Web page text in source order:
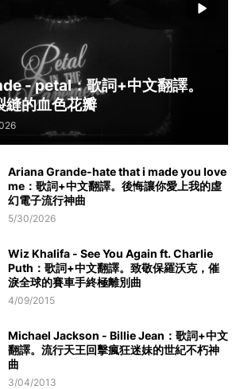
- petal：歌詞+中文翻譯。
縫的血色花瓣
Ariana Grande-hate that i made you love
me：歌詞+中文翻譯。後悔讓你愛上我的虛
幻電子流行神曲
5/30/2026
Wiz Khalifa - See You Again ft. Charlie
Puth：歌詞+中文翻譯。致敬保羅沃克，催
淚全球的賽車手終極離別曲
4/09/2015
Michael Jackson - Billie Jean：歌詞+中文
翻譯。流行天王回擊瘋狂迷妹的世紀不朽神
曲
3/04/2013